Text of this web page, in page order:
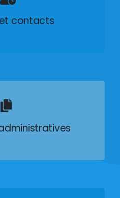
contacts